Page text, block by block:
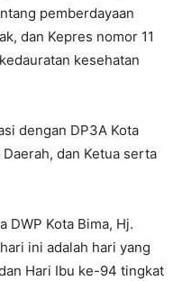
pemberdayaan
dan Kepres nomor 11
kesehatan
dengan DP3A Kota
dan Ketua serta
DWP Kota Bima, Hj.
ini adalah hari yang
Hari Ibu ke-94 tingkat